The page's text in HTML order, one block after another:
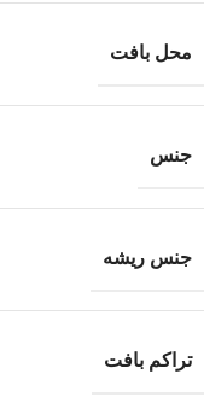
محل بافت
جنس
جنس ریشه
تراکم بافت